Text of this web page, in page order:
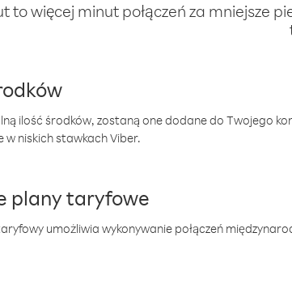
to więcej minut połączeń za mniejsze
ilość środków, zostaną one dodane do Twojego
w niskich stawkach Viber.
plany taryfowe
umożliwia wykonywanie połączeń